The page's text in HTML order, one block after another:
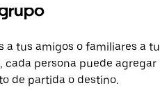
a tus amigos o familiares a tu
cada persona puede agregar
de partida o destino.